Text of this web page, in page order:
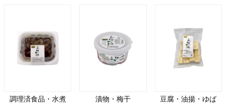
調理済食品・水煮 漬物・梅干 豆腐・油揚・ゆば